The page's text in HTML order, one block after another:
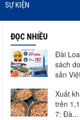
SỰ KIỆN
ĐỌC NHIỀU
Đài
sách
sản
Xuất
trên
7: Đà...